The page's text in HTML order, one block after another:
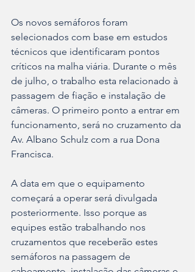
Os novos semáforos foram
selecionados com base em estudos
técnicos que identificaram pontos
críticos na malha viária. Durante o mês
de julho, o trabalho esta relacionado à
passagem de fiação e instalação de
câmeras. O primeiro ponto a entrar em
funcionamento, será no cruzamento da
Av. Albano Schulz com a rua Dona
Francisca.
A data em que o equipamento
começará a operar será divulgada
posteriormente. Isso porque as
equipes estão trabalhando nos
cruzamentos que receberão estes
semáforos na passagem de